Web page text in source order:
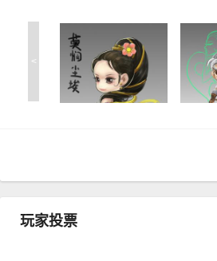
<
玩家投票